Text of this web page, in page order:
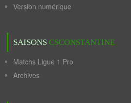
Version numérique
SAISONS CSCONSTANTINE
Matchs Ligue 1 Pro
Archives